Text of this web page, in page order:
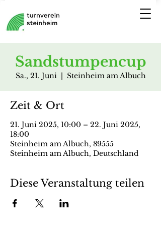
Sandstumpencup
Sa., 21. Juni
  |
Steinheim am Albuch
Zeit & Ort
21. Juni 2025, 10:00 – 22. Juni 2025,
18:00
Steinheim am Albuch, 89555
Steinheim am Albuch, Deutschland
Diese Veranstaltung teilen